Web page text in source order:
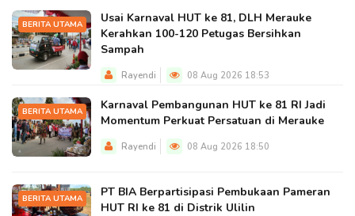
BERITA UTAMA
Usai Karnaval HUT ke 81, DLH Merauke
Kerahkan 100-120 Petugas Bersihkan
Sampah
Rayendi 08 Aug 2026 18:53
BERITA UTAMA
Karnaval Pembangunan HUT ke 81 RI Jadi
Momentum Perkuat Persatuan di Merauke
Rayendi 08 Aug 2026 18:50
BERITA UTAMA
PT BIA Berpartisipasi Pembukaan Pameran
HUT RI ke 81 di Distrik Ulilin